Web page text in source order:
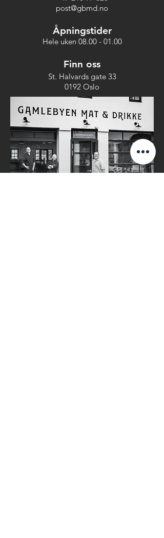
post@gbmd.no
Åpningstider
Hele uken 08.00 - 01.00
Finn oss
St. Halvards gate 33
0192 Oslo